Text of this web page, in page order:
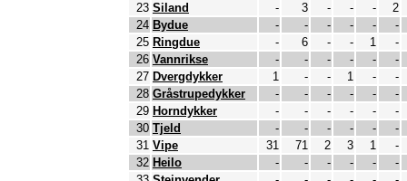
23 Siland - 3 - - -
2
24 Bydue - - - - -
-
25 Ringdue - 6 - - 1
-
26 Vannrikse - - - - -
-
27 Dvergdykker 1 - - 1 -
-
28 Gråstrupedykker - - - - -
-
29 Horndykker - - - - -
-
30 Tjeld - - - - -
-
31 Vipe 31 71 2 3 1
-
32 Heilo - - - - -
-